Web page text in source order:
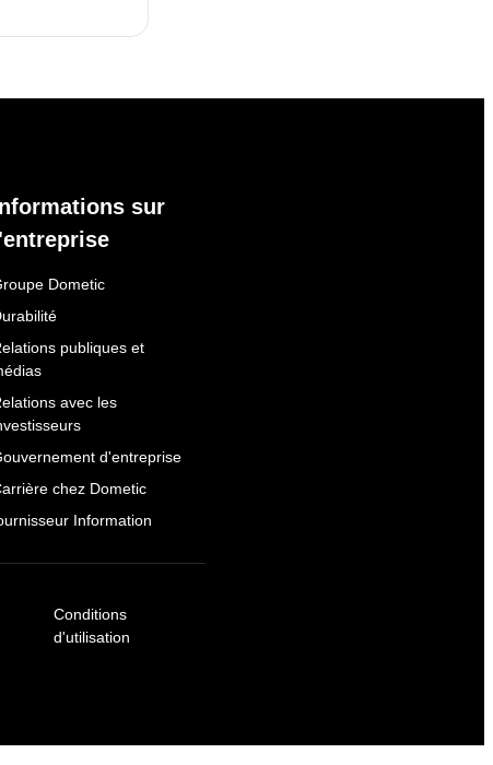
sur
l'entreprise
Dometic
publiques et
avec les
d'entreprise
chez Dometic
Information
Conditions
d'utilisation